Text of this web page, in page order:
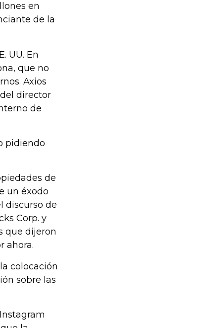
en
de la
UU. En
que no
Axios
director
de
pidiendo
de
un éxodo
discurso de
Corp. y
que dijeron
ahora.
colocación
sobre las